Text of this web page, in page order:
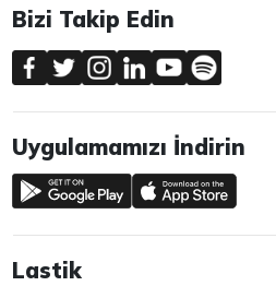
Bizi Takip Edin
Uygulamamızı İndirin
Lastik